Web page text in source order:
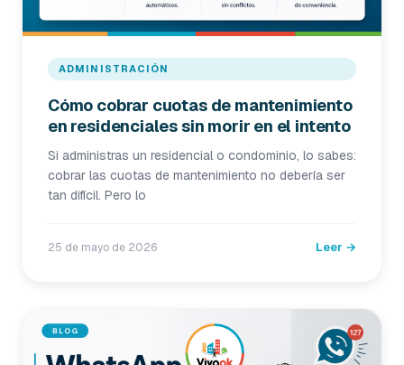
ADMINISTRACIÓN
Cómo cobrar cuotas de mantenimiento
en residenciales sin morir en el intento
Si administras un residencial o condominio, lo sabes:
cobrar las cuotas de mantenimiento no debería ser
tan difícil. Pero lo
25 de mayo de 2026 Leer →